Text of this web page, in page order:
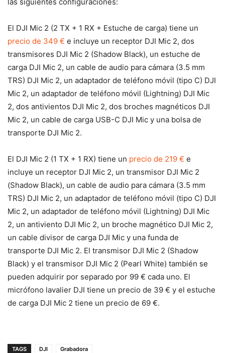
El DJI Mic 2 (2 TX + 1 RX + Estuche de carga) tiene un
precio de 349 € e incluye un receptor DJI Mic 2, dos
transmisores DJI Mic 2 (Shadow Black), un estuche de
carga DJI Mic 2, un cable de audio para cámara (3.5 mm
TRS) DJI Mic 2, un adaptador de teléfono móvil (tipo C) DJI
Mic 2, un adaptador de teléfono móvil (Lightning) DJI Mic
2, dos antivientos DJI Mic 2, dos broches magnéticos DJI
Mic 2, un cable de carga USB-C DJI Mic y una bolsa de
transporte DJI Mic 2.
El DJI Mic 2 (1 TX + 1 RX) tiene un precio de 219 € e
incluye un receptor DJI Mic 2, un transmisor DJI Mic 2
(Shadow Black), un cable de audio para cámara (3.5 mm
TRS) DJI Mic 2, un adaptador de teléfono móvil (tipo C) DJI
Mic 2, un adaptador de teléfono móvil (Lightning) DJI Mic
2, un antiviento DJI Mic 2, un broche magnético DJI Mic 2,
un cable divisor de carga DJI Mic y una funda de
transporte DJI Mic 2. El transmisor DJI Mic 2 (Shadow
Black) y el transmisor DJI Mic 2 (Pearl White) también se
pueden adquirir por separado por 99 € cada uno. El
micrófono lavalier DJI tiene un precio de 39 € y el estuche
de carga DJI Mic 2 tiene un precio de 69 €.
TAGS DJI Grabadora